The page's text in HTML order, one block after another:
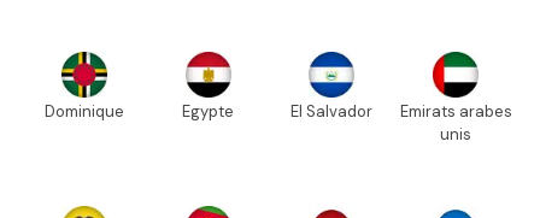
Dominique Egypte El Salvador
Emirats arabes
unis